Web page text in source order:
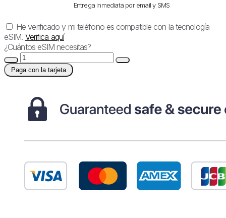
Entrega inmediata por email y SMS
He verificado y mi teléfono es compatible con la tecnología
eSIM. Verifica aquí
¿Cuántos eSIM necesitas?
Paga con la tarjeta